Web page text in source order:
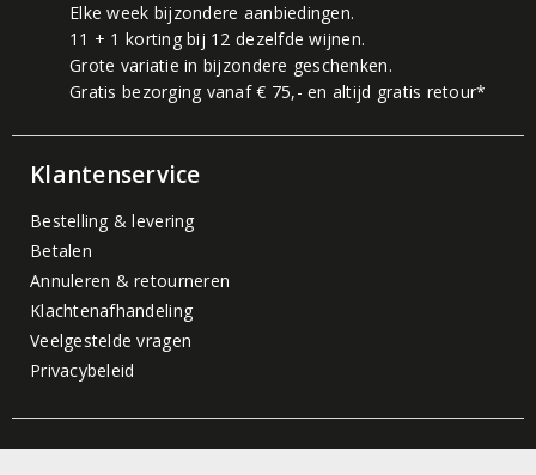
Elke week bijzondere aanbiedingen.
11 + 1 korting bij 12 dezelfde wijnen.
Grote variatie in bijzondere geschenken.
Gratis bezorging vanaf € 75,- en altijd gratis retour*
Klantenservice
Bestelling & levering
Betalen
Annuleren & retourneren
Klachtenafhandeling
Veelgestelde vragen
Privacybeleid